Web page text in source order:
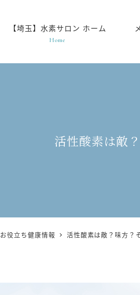
【埼玉】水素サロン ホーム
Home
活性酸素は敵
お役立ち健康情報 活性酸素は敵？味方？